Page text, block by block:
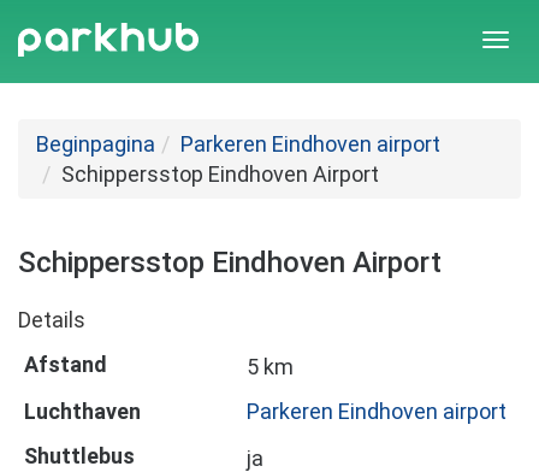
Beginpagina
Parkeren Eindhoven airport
Schippersstop Eindhoven Airport
Schippersstop Eindhoven Airport
Details
Afstand
5 km
Luchthaven
Parkeren Eindhoven airport
Shuttlebus
ja